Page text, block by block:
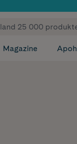
Magazine